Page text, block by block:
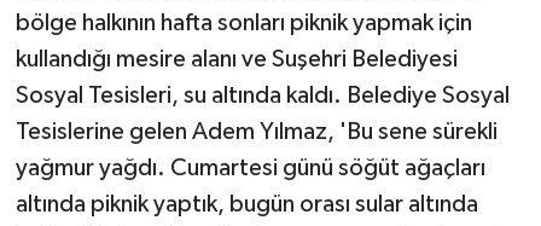
bölge halkının hafta sonları piknik yapmak için
kullandığı mesire alanı ve Suşehri Belediyesi
Sosyal Tesisleri, su altında kaldı. Belediye Sosyal
Tesislerine gelen Adem Yılmaz, 'Bu sene sürekli
yağmur yağdı. Cumartesi günü söğüt ağaçları
altında piknik yaptık, bugün orası sular altında
Sonsöz Özel
Spor
Vasıta
Yaşam